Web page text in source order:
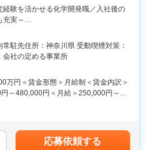
気軽に利用頂けます。
方々のスキルアップをサポートするに
を導入しています。
なります。
社内評価や昇給とも連動しているた
んどん高めていただくことを叶えら
経験を活かせる化学開発職／入社後の
充実～
トナーとして、化学分析や製品開発
合設計や自社製品改良
業
件の打診をさせていただく場合もござ
駐先住所：神奈川県 受動喫煙対策：
会社の定める事業所
万円＜賃金形態＞月給制＜賃金内訳＞
～480,000円＜月給＞250,000円～
て上下する可能性があります。月給(月
です。
応募依頼する